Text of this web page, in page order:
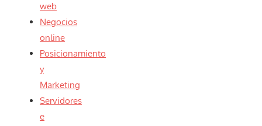
web
Negocios
online
Posicionamiento
y
Marketing
Servidores
e